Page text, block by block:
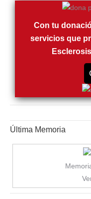
Con tu
servicios que
Última Memoria